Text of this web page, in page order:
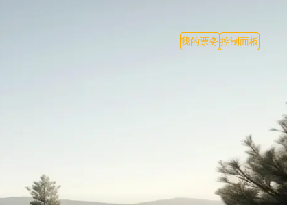
我的票务控制面板